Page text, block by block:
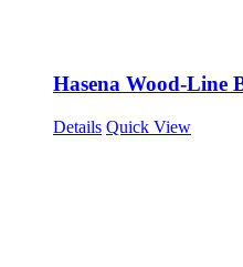
Hasena Wood-Line
Details Quick View